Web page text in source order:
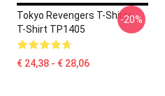
Tokyo Revengers T-Shirts -
T-Shirt TP1405
€ 24,38 - € 28,06
-20%